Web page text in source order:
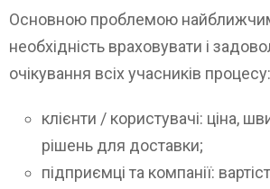
Основною проблемою
необхідність враховувати і
очікування всіх учасників процесу:
клієнти / користувачі: ціна,
рішень для доставки;
підприємці та компанії: